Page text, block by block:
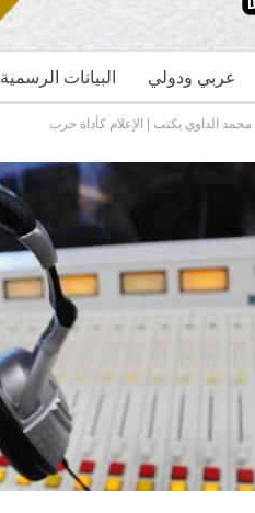
البيانات الرسمية عربي ودولي
محمد الداوي يكتب | الإعلام كأداة حرب